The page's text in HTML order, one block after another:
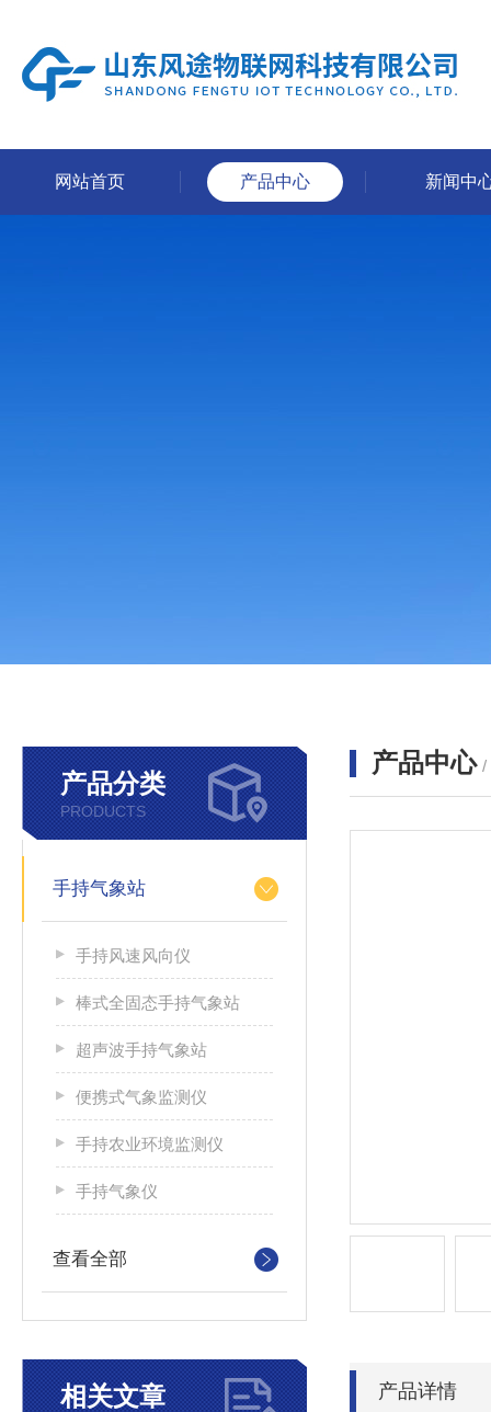
网站首页 产品中心 新闻中
产品分类
PRODUCTS
手持气象站
手持风速风向仪
棒式全固态手持气象站
超声波手持气象站
便携式气象监测仪
手持农业环境监测仪
手持气象仪
查看全部
相关文章
产品中心 /
产品详情